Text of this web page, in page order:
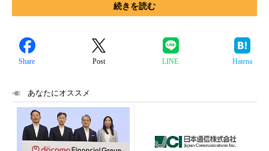
続きを読む
Share Post LINE Hatena
あなたにオススメ